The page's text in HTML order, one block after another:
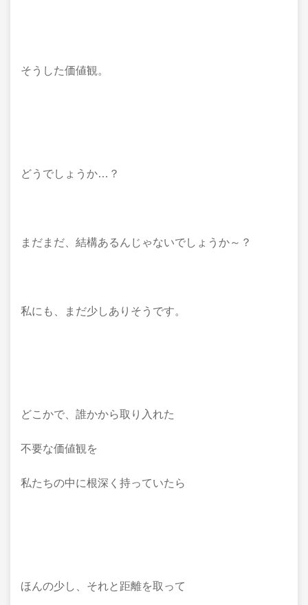
そうした価値観。
どうでしょうか…？
まだまだ、結構あるんじゃないでしょうか～？
私にも、まだ少しありそうです。
どこかで、誰かから取り入れた
不要な価値観を
私たちの中に根深く持っていたら
ほんの少し、それと距離を取って